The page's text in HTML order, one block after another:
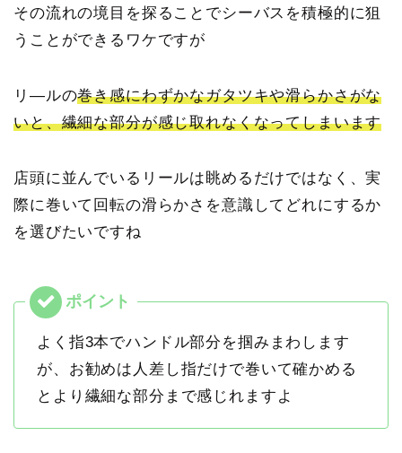
その流れの境目を探ることでシーバスを積極的に狙
うことができるワケですが
リ―ルの巻き感にわずかなガタツキや滑らかさがな
いと、繊細な部分が感じ取れなくなってしまいます
店頭に並んでいるリールは眺めるだけではなく、実
際に巻いて回転の滑らかさを意識してどれにするか
を選びたいですね
よく指3本でハンドル部分を掴みまわします
が、お勧めは人差し指だけで巻いて確かめる
とより繊細な部分まで感じれますよ